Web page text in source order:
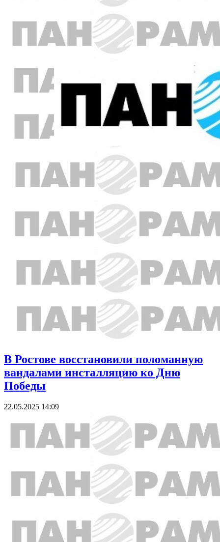
В Ростове восстановили поломанную
вандалами инсталляцию ко Дню
Победы
22.05.2025 14:09